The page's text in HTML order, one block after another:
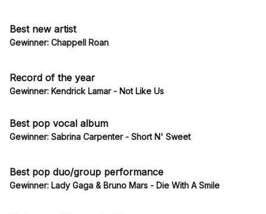
Best new artist
Gewinner: Chappell Roan
Record of the year
Gewinner: Kendrick Lamar - Not Like Us
Best pop vocal album
Gewinner: Sabrina Carpenter - Short N' Sweet
Best pop duo/group performance
Gewinner: Lady Gaga & Bruno Mars - Die With A Smile